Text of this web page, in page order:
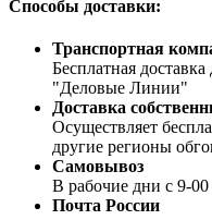
Способы доставки:
Транспортная
Бесплатная
"Деловые Линии"
Доставка
Осуществляет
другие регионы
Самовывоз
В рабочие дни с 9-
Почта России